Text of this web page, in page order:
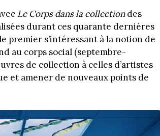
Le Corps dans la collectiondes
durant ces quarante dernières
premier s’intéressant à la notion de
au corps social (septembre-
de collection à celles d’artistes
et amener de nouveaux points de